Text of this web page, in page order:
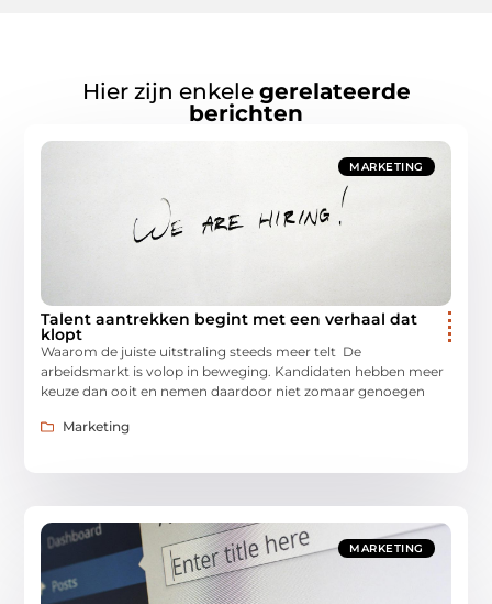
Hier zijn enkele gerelateerde
berichten
MARKETING
Talent aantrekken begint met een verhaal dat
klopt
Waarom de juiste uitstraling steeds meer telt De
arbeidsmarkt is volop in beweging. Kandidaten hebben meer
keuze dan ooit en nemen daardoor niet zomaar genoegen
Marketing
MARKETING